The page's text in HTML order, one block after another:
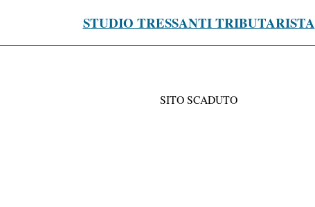
STUDIO TRESSANTI TRIBUTARISTA
SITO SCADUTO